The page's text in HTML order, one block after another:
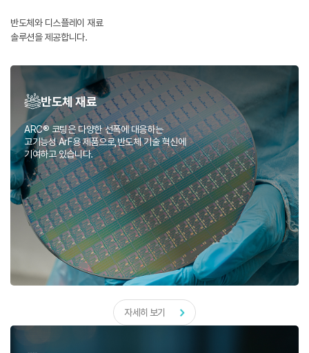
반도체와 디스플레이 재료
솔루션을 제공합니다.
반도체 재료
ARC® 코팅은 다양한 선폭에 대응하는
고기능성 ArF용 제품으로,반도체 기술 혁신에
기여하고 있습니다.
자세히 보기